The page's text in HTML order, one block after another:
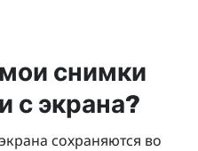
снимки
с экрана?
сохраняются во